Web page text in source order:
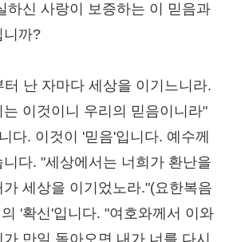
하신 사랑이 보증하는 이 믿음과
니까?
난 자마다 세상을 이기느니라.
이것이니 우리의 믿음이니라"
다. 이것이 '믿음'입니다. 예수께
다. "세상에서는 너희가 환난을
세상을 이기었노라."(요한복음
'확신'입니다. "여호와께서 이와